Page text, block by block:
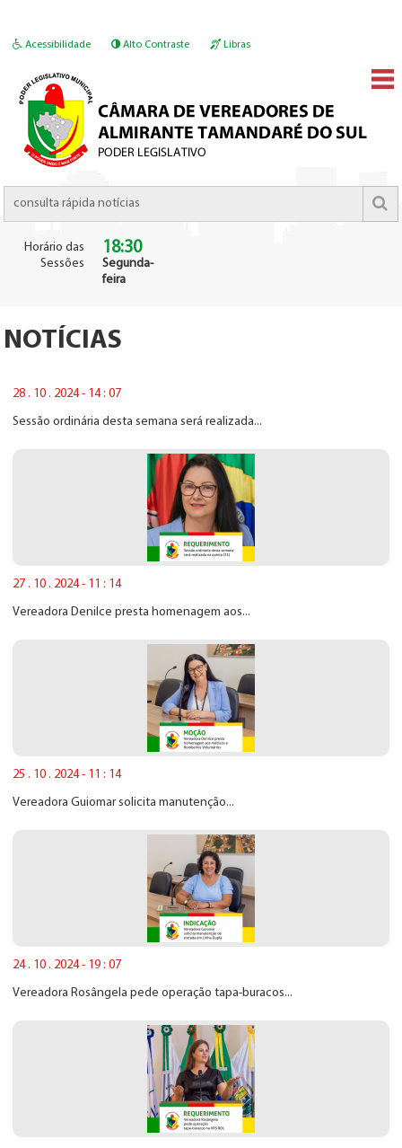
Acessibilidade Alto Contraste Libras
Horário das
Sessões
18:30
Segunda-
feira
NOTÍCIAS
28 . 10 . 2024 - 14 : 07
Sessão ordinária desta semana será realizada...
27 . 10 . 2024 - 11 : 14
Vereadora Denilce presta homenagem aos...
25 . 10 . 2024 - 11 : 14
Vereadora Guiomar solicita manutenção...
24 . 10 . 2024 - 19 : 07
Vereadora Rosângela pede operação tapa-buracos...